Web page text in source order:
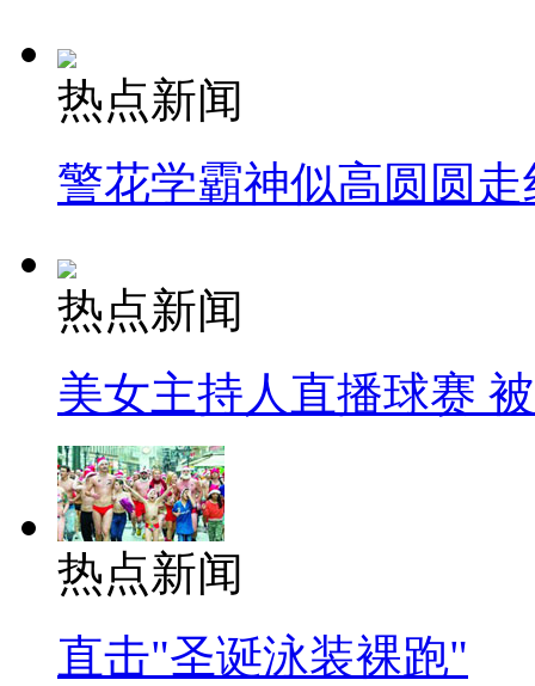
热点新闻
警花学霸神似高圆圆走
热点新闻
美女主持人直播球赛
热点新闻
直击"圣诞泳装裸跑"